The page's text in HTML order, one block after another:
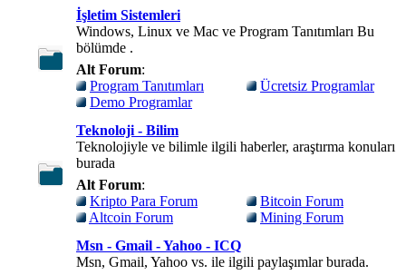
İşletim Sistemleri
Windows, Linux ve Mac ve Program Tanıtımları Bu
bölümde .
Alt Forum:
Program Tanıtımları
Ücretsiz Programlar
Demo Programlar
Teknoloji - Bilim
Teknolojiyle ve bilimle ilgili haberler, araştırma konuları
burada
Alt Forum:
Kripto Para Forum
Bitcoin Forum
Altcoin Forum
Mining Forum
Msn - Gmail - Yahoo - ICQ
Msn, Gmail, Yahoo vs. ile ilgili paylaşımlar burada.